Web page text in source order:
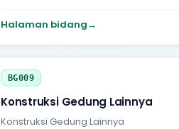
Halaman bidang→
BG009
Konstruksi Gedung Lainnya
Konstruksi Gedung Lainnya